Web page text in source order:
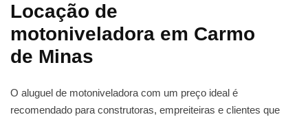
Locação de
motoniveladora em Carmo
de Minas
O aluguel de motoniveladora com um preço ideal é
recomendado para construtoras, empreiteiras e clientes que